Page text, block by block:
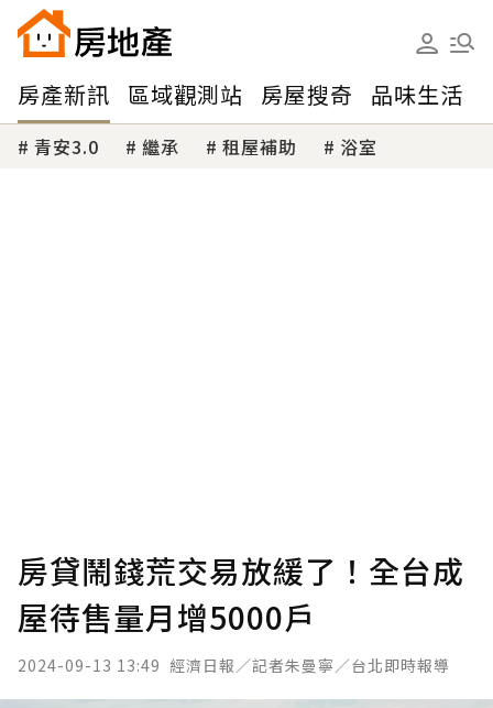
房產新訊 區域觀測站 房屋搜奇 品味生活
青安3.0 繼承 租屋補助 浴室
房貸鬧錢荒交易放緩了！全台成
屋待售量月增5000戶
2024-09-13 13:49 經濟日報／記者朱曼寧／台北即時報導